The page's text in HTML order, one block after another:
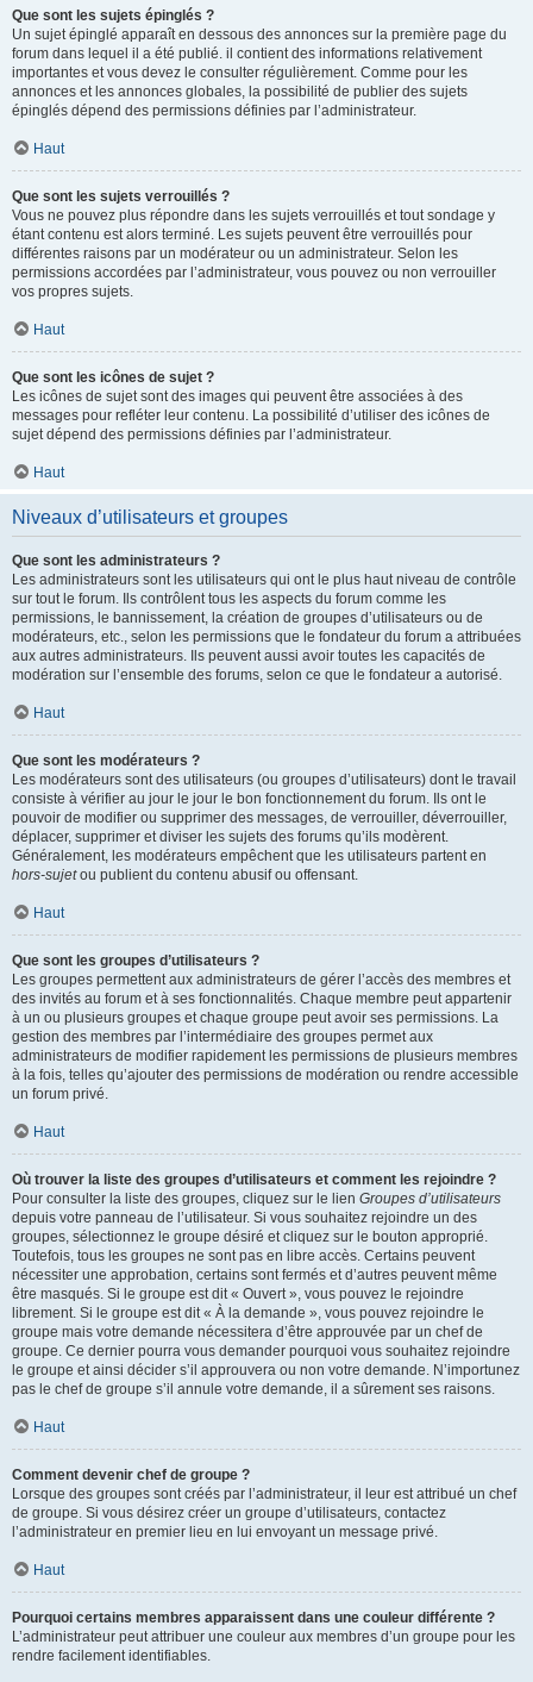
Que sont les sujets épinglés ?
Un sujet épinglé apparaît en dessous des annonces sur la première page du
forum dans lequel il a été publié. il contient des informations relativement
importantes et vous devez le consulter régulièrement. Comme pour les
annonces et les annonces globales, la possibilité de publier des sujets
épinglés dépend des permissions définies par l’administrateur.
Haut
Que sont les sujets verrouillés ?
Vous ne pouvez plus répondre dans les sujets verrouillés et tout sondage y
étant contenu est alors terminé. Les sujets peuvent être verrouillés pour
différentes raisons par un modérateur ou un administrateur. Selon les
permissions accordées par l’administrateur, vous pouvez ou non verrouiller
vos propres sujets.
Haut
Que sont les icônes de sujet ?
Les icônes de sujet sont des images qui peuvent être associées à des
messages pour refléter leur contenu. La possibilité d’utiliser des icônes de
sujet dépend des permissions définies par l’administrateur.
Haut
Niveaux d’utilisateurs et groupes
Que sont les administrateurs ?
Les administrateurs sont les utilisateurs qui ont le plus haut niveau de contrôle
sur tout le forum. Ils contrôlent tous les aspects du forum comme les
permissions, le bannissement, la création de groupes d’utilisateurs ou de
modérateurs, etc., selon les permissions que le fondateur du forum a attribuées
aux autres administrateurs. Ils peuvent aussi avoir toutes les capacités de
modération sur l’ensemble des forums, selon ce que le fondateur a autorisé.
Haut
Que sont les modérateurs ?
Les modérateurs sont des utilisateurs (ou groupes d’utilisateurs) dont le travail
consiste à vérifier au jour le jour le bon fonctionnement du forum. Ils ont le
pouvoir de modifier ou supprimer des messages, de verrouiller, déverrouiller,
déplacer, supprimer et diviser les sujets des forums qu’ils modèrent.
Généralement, les modérateurs empêchent que les utilisateurs partent en
hors-sujetou publient du contenu abusif ou offensant.
Haut
Que sont les groupes d’utilisateurs ?
Les groupes permettent aux administrateurs de gérer l’accès des membres et
des invités au forum et à ses fonctionnalités. Chaque membre peut appartenir
à un ou plusieurs groupes et chaque groupe peut avoir ses permissions. La
gestion des membres par l’intermédiaire des groupes permet aux
administrateurs de modifier rapidement les permissions de plusieurs membres
à la fois, telles qu’ajouter des permissions de modération ou rendre accessible
un forum privé.
Haut
Où trouver la liste des groupes d’utilisateurs et comment les rejoindre ?
Pour consulter la liste des groupes, cliquez sur le lien Groupes d’utilisateurs
depuis votre panneau de l’utilisateur. Si vous souhaitez rejoindre un des
groupes, sélectionnez le groupe désiré et cliquez sur le bouton approprié.
Toutefois, tous les groupes ne sont pas en libre accès. Certains peuvent
nécessiter une approbation, certains sont fermés et d’autres peuvent même
être masqués. Si le groupe est dit « Ouvert », vous pouvez le rejoindre
librement. Si le groupe est dit « À la demande », vous pouvez rejoindre le
groupe mais votre demande nécessitera d’être approuvée par un chef de
groupe. Ce dernier pourra vous demander pourquoi vous souhaitez rejoindre
le groupe et ainsi décider s’il approuvera ou non votre demande. N’importunez
pas le chef de groupe s’il annule votre demande, il a sûrement ses raisons.
Haut
Comment devenir chef de groupe ?
Lorsque des groupes sont créés par l’administrateur, il leur est attribué un chef
de groupe. Si vous désirez créer un groupe d’utilisateurs, contactez
l’administrateur en premier lieu en lui envoyant un message privé.
Haut
Pourquoi certains membres apparaissent dans une couleur différente ?
L’administrateur peut attribuer une couleur aux membres d’un groupe pour les
rendre facilement identifiables.